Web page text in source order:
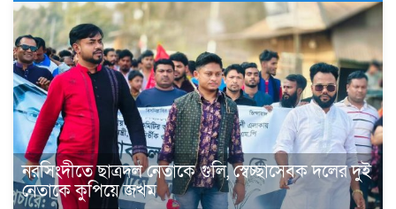
নরসিংদীতে ছাত্রদল নেতাকে গুলি, স্বেচ্ছাসেবক দলের দুই
নেতাকে কুপিয়ে জখম